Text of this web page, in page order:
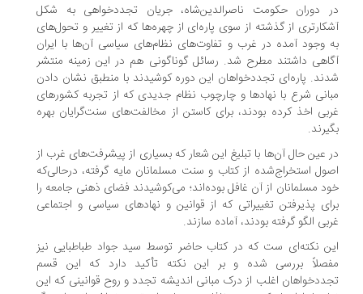
دوران حکومت ناصرالدین‌شاه، جریان تجددخواهی به شکل
از گذشته از سوی پاره‌ای از چهره‌ها که از تغییر و تحول‌های
وجود آمده در غرب و تفاوت‌های نظام‌های سیاسی آن‌ها با ایران
داشتند مطرح شد. رسائل گوناگونی هم در این زمینه منتشر
پاره‌ای تجددخواهان این دوره کوشیدند با منطبق نشان دادن
شرع با نهادها و چارچوب نظام جدیدی که از تجربه کشورهای
اخذ کرده بودند، برای کاستن از مخالفت‌های سنت‌گرایان بهره
عین حال آن‌ها با تبلیغ این شعار که بسیاری از پیشرفت‌های غرب از
استخراج‌شده از کتاب و سنت مسلمانان مایه گرفته، درحالی‌که
مسلمانان از آن غافل بوده‌اند؛ می‌کوشیدند فضای ذهنی جامعه را
پذیرفتن تغییراتی که از قوانین و نهادهای سیاسی و اجتماعی
الگو گرفته بودند، آماده سازند.
نکته‌ای ست که در کتاب حاضر توسط سید جواد طباطبایی نیز
بررسی شده و بر این نکته تأکید دارد که این قسم
اغلب از درک مبانی اندیشه تجدد و روح قوانینی که این